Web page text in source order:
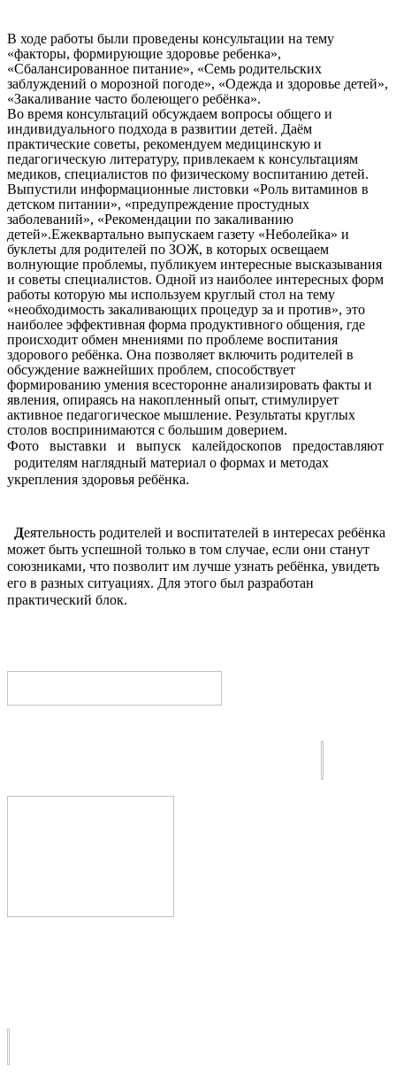
В ходе работы были проведены консультации на тему
«факторы, формирующие здоровье ребенка»,
«Сбалансированное питание», «Семь родительских
заблуждений о морозной погоде», «Одежда и здоровье детей»,
«Закаливание часто болеющего ребёнка».
Во время консультаций обсуждаем вопросы общего и
индивидуального подхода в развитии детей. Даём
практические советы, рекомендуем медицинскую и
педагогическую литературу, привлекаем к консультациям
медиков, специалистов по физическому воспитанию детей.
Выпустили информационные листовки «Роль витаминов в
детском питании», «предупреждение простудных
заболеваний», «Рекомендации по закаливанию
детей».Ежеквартально выпускаем газету «Неболейка» и
буклеты для родителей по ЗОЖ, в которых освещаем
волнующие проблемы, публикуем интересные высказывания
и советы специалистов. Одной из наиболее интересных форм
работы которую мы используем круглый стол на тему
«необходимость закаливающих процедур за и против», это
наиболее эффективная форма продуктивного общения, где
происходит обмен мнениями по проблеме воспитания
здорового ребёнка. Она позволяет включить родителей в
обсуждение важнейших проблем, способствует
формированию умения всесторонне анализировать факты и
явления, опираясь на накопленный опыт, стимулирует
активное педагогическое мышление. Результаты круглых
столов воспринимаются с большим доверием.
Фото выставки и выпуск калейдоскопов предоставляют
родителям наглядный материал о формах и методах
укрепления здоровья ребёнка.
Деятельность родителей и воспитателей в интересах ребёнка
может быть успешной только в том случае, если они станут
союзниками, что позволит им лучше узнать ребёнка, увидеть
его в разных ситуациях. Для этого был разработан
практический блок.